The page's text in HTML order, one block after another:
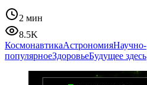
2 мин
8.5K
КосмонавтикаАстрономияНаучно-
популярноеЗдоровьеБудущее здесь